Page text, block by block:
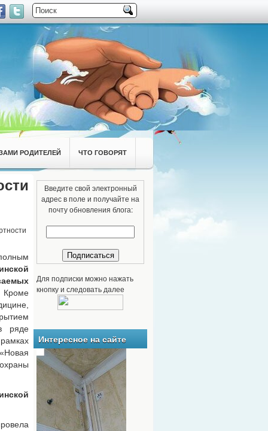
РОДИТЕЛЕЙ ЧТО ГОВОРЯТ
ряде
Введите свой электронный
адрес в поле и получайте на
почту обновления блога:
Для подписки можно нажать
кнопку и следовать далее
Интересное на сайте